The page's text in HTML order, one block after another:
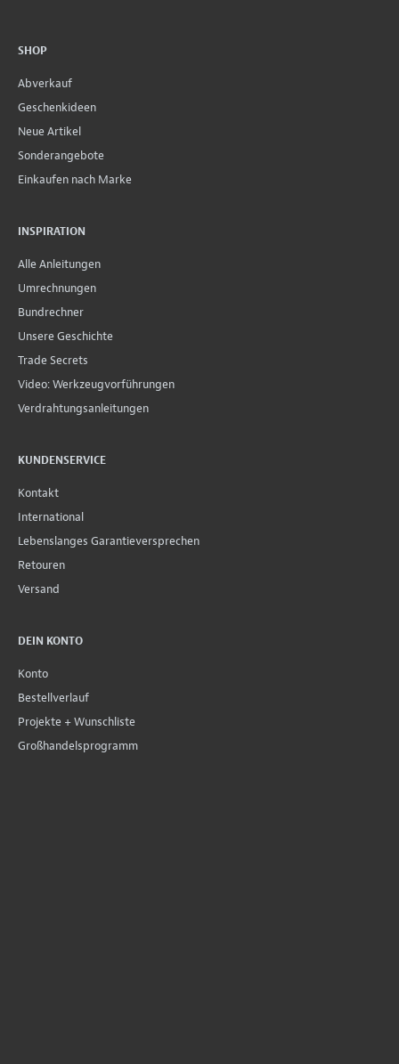
SHOP
Abverkauf
Geschenkideen
Neue Artikel
Sonderangebote
Einkaufen nach Marke
INSPIRATION
Alle Anleitungen
Umrechnungen
Bundrechner
Unsere Geschichte
Trade Secrets
Video: Werkzeugvorführungen
Verdrahtungsanleitungen
KUNDENSERVICE
Kontakt
International
Lebenslanges Garantieversprechen
Retouren
Versand
DEIN KONTO
Konto
Bestellverlauf
Projekte + Wunschliste
Großhandelsprogramm